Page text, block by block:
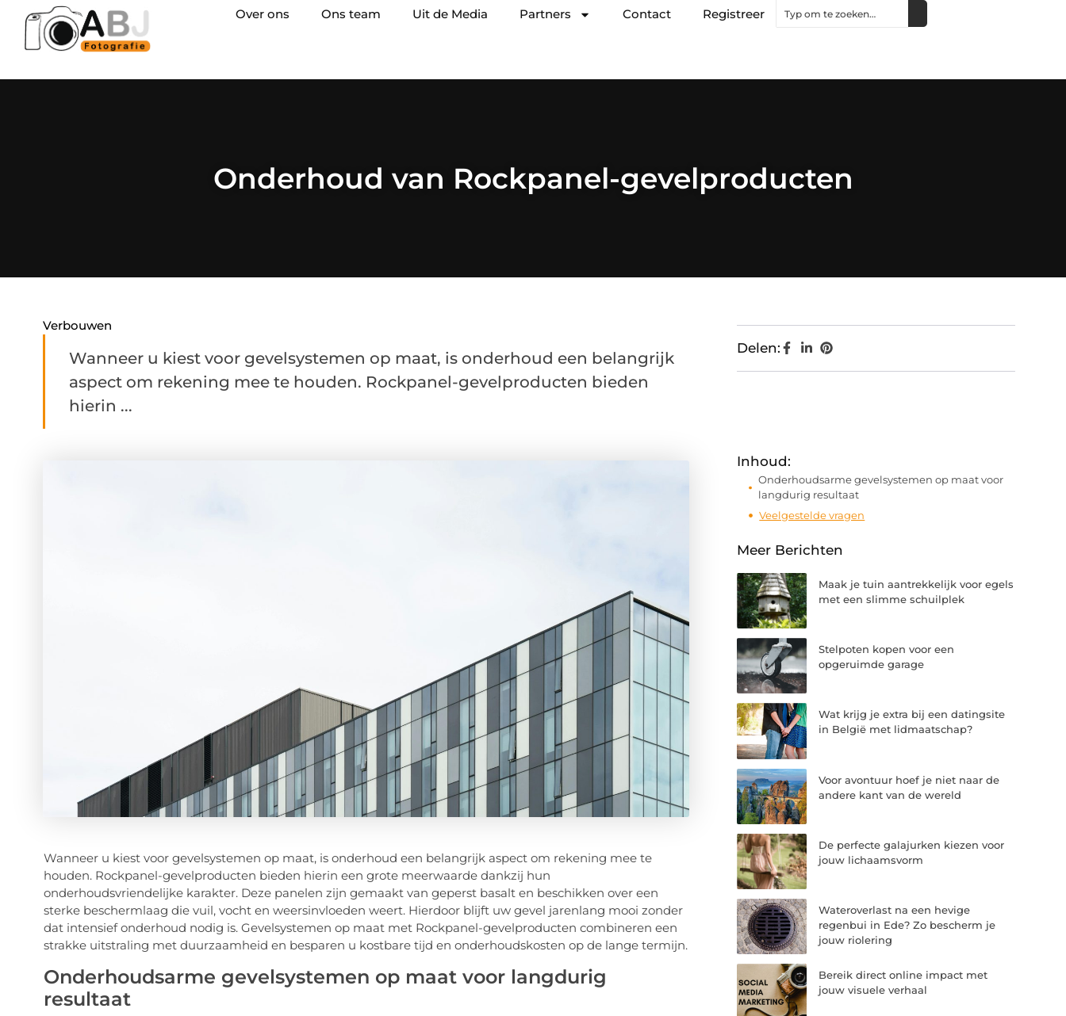
Over ons Ons team Uit de Media Partners Contact Registreer
Onderhoud van Rockpanel-gevelproducten
Verbouwen
Wanneer u kiest voor gevelsystemen op maat, is onderhoud een belangrijk
aspect om rekening mee te houden. Rockpanel-gevelproducten bieden
hierin ...
Wanneer u kiest voor gevelsystemen op maat, is onderhoud een belangrijk aspect om rekening mee te
houden. Rockpanel-gevelproducten bieden hierin een grote meerwaarde dankzij hun
onderhoudsvriendelijke karakter. Deze panelen zijn gemaakt van geperst basalt en beschikken over een
sterke beschermlaag die vuil, vocht en weersinvloeden weert. Hierdoor blijft uw gevel jarenlang mooi zonder
dat intensief onderhoud nodig is. Gevelsystemen op maat met Rockpanel-gevelproducten combineren een
strakke uitstraling met duurzaamheid en besparen u kostbare tijd en onderhoudskosten op de lange termijn.
Onderhoudsarme gevelsystemen op maat voor langdurig
resultaat
Delen:
Inhoud:
Onderhoudsarme gevelsystemen op maat voor
langdurig resultaat
Veelgestelde vragen
Meer Berichten
Maak je tuin aantrekkelijk voor egels
met een slimme schuilplek
Stelpoten kopen voor een
opgeruimde garage
Wat krijg je extra bij een datingsite
in België met lidmaatschap?
Voor avontuur hoef je niet naar de
andere kant van de wereld
De perfecte galajurken kiezen voor
jouw lichaamsvorm
Wateroverlast na een hevige
regenbui in Ede? Zo bescherm je
jouw riolering
Bereik direct online impact met
jouw visuele verhaal